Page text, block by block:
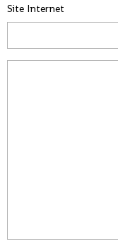
Site Internet